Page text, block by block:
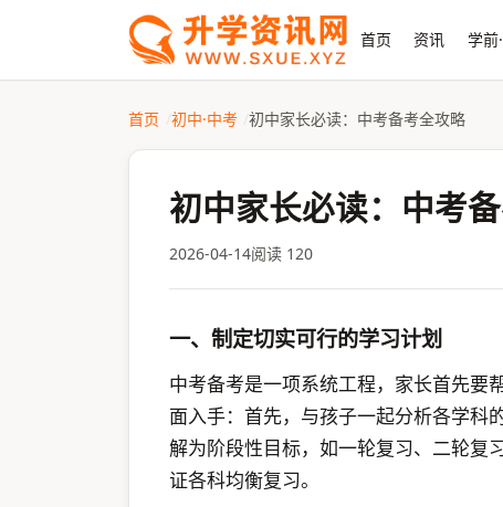
首页 资讯 学前
首页 初中·中考 初中家长必读：中考备考全攻略
初中家长必读：中考
2026-04-14阅读 120
一、制定切实可行的学习计划
中考备考是一项系统工程，家长首先要
面入手：首先，与孩子一起分析各学科
解为阶段性目标，如一轮复习、二轮复
证各科均衡复习。